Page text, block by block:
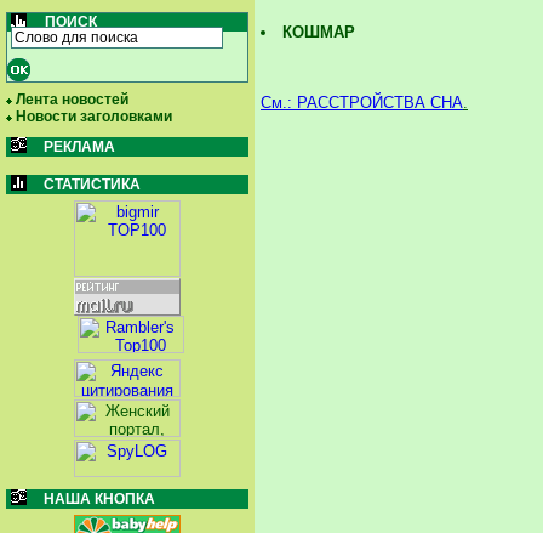
ПОИСК
Лента новостей
Новости заголовками
РЕКЛАМА
СТАТИСТИКА
НАША КНОПКА
КОШМАР
См.: РАССТРОЙСТВА СНА